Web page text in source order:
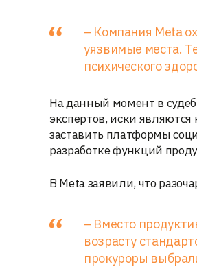
– Компания Meta
уязвимые места.
психического
На данный момент в
экспертов, иски
заставить платформы
разработке функций
В Meta заявили, что
– Вместо
возрасту
прокуроры